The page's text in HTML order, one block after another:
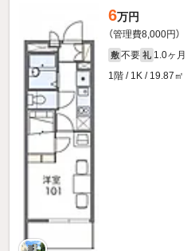
6万円
（管理費8,000円）
敷 不要 礼 1.0ヶ月
1階 / 1K / 19.87㎡